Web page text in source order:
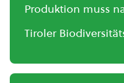
Produktion muss
Tiroler